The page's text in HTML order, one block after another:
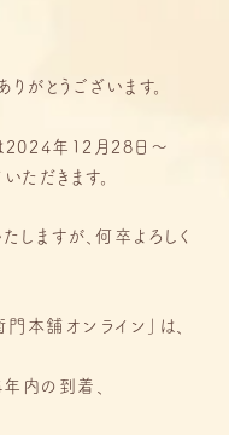
がとうございます。
2024年12月28日～
だきます。
ますが、何卒よろしく
本舗オンライン」は、
内の到着、